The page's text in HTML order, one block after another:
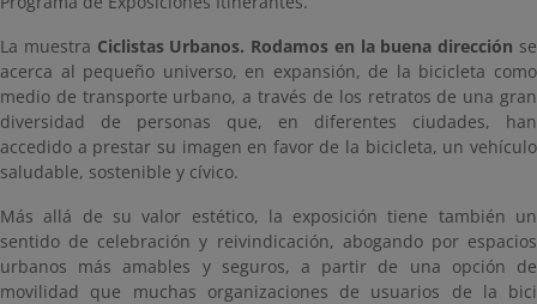
La muestra Ciclistas Urbanos. Rodamos en la buena dirección se
acerca al pequeño universo, en expansión, de la bicicleta como
medio de transporte urbano, a través de los retratos de una gran
diversidad de personas que, en diferentes ciudades, han
accedido a prestar su imagen en favor de la bicicleta, un vehículo
saludable, sostenible y cívico.
Más allá de su valor estético, la exposición tiene también un
sentido de celebración y reivindicación, abogando por espacios
urbanos más amables y seguros, a partir de una opción de
movilidad que muchas organizaciones de usuarios de la bici